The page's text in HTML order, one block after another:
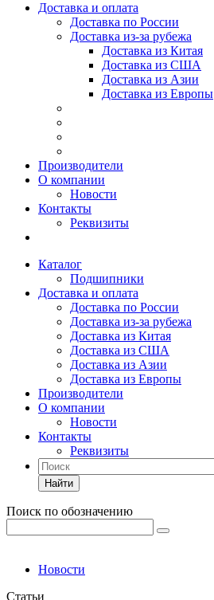
Доставка и оплата
Доставка по России
Доставка из-за рубежа
Доставка из Китая
Доставка из США
Доставка из Азии
Доставка из Европы
Производители
О компании
Новости
Контакты
Реквизиты
Каталог
Подшипники
Доставка и оплата
Доставка по России
Доставка из-за рубежа
Доставка из Китая
Доставка из США
Доставка из Азии
Доставка из Европы
Производители
О компании
Новости
Контакты
Реквизиты
Найти
Поиск по обозначению
Новости
Статьи